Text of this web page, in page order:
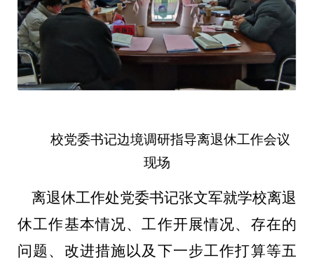
校党委书记边境调研指导离退休工作会议
现场
离退休工作处党委书记张文军就学校离退
休工作基本情况、工作开展情况、存在的
问题、改进措施以及下一步工作打算等五